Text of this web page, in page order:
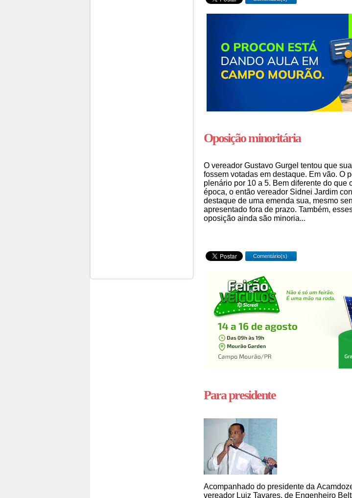
Oposição minoritária
O vereador Gustavo Gurgel tentou que
fossem votadas em destaque. Em vão. O
plenário por 10 a 5. Bem diferente do que
época, o então vereador Sidnei Jardim
destaque de uma emenda sua, mesmo
apresentado fora de prazo. Também,
oposição ainda são minoria...
Comentário(s)
Para presidente
Acompanhado do presidente da
vereador Luiz Tavares, de Engenheiro